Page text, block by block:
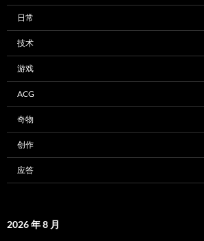
日常
技术
游戏
ACG
奇物
创作
应答
2026 年 8 月